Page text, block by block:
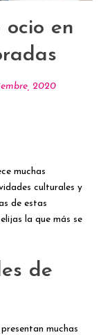
en
2020
muchas
culturales y
de estas
la que más se
de
muchas